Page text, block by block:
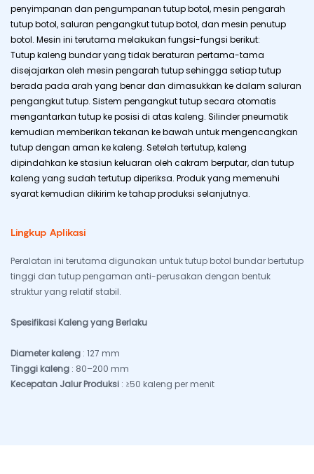
penyimpanan dan pengumpanan tutup botol, mesin pengarah
tutup botol, saluran pengangkut tutup botol, dan mesin penutup
botol. Mesin ini terutama melakukan fungsi-fungsi berikut:
Tutup kaleng bundar yang tidak beraturan pertama-tama
disejajarkan oleh mesin pengarah tutup sehingga setiap tutup
berada pada arah yang benar dan dimasukkan ke dalam saluran
pengangkut tutup. Sistem pengangkut tutup secara otomatis
mengantarkan tutup ke posisi di atas kaleng. Silinder pneumatik
kemudian memberikan tekanan ke bawah untuk mengencangkan
tutup dengan aman ke kaleng. Setelah tertutup, kaleng
dipindahkan ke stasiun keluaran oleh cakram berputar, dan tutup
kaleng yang sudah tertutup diperiksa. Produk yang memenuhi
syarat kemudian dikirim ke tahap produksi selanjutnya.
Lingkup Aplikasi
Peralatan ini terutama digunakan untuk tutup botol bundar bertutup
tinggi dan tutup pengaman anti-perusakan dengan bentuk
struktur yang relatif stabil.
Spesifikasi Kaleng yang Berlaku
Diameter kaleng : 127 mm
Tinggi kaleng : 80–200 mm
Kecepatan Jalur Produksi : ≥50 kaleng per menit